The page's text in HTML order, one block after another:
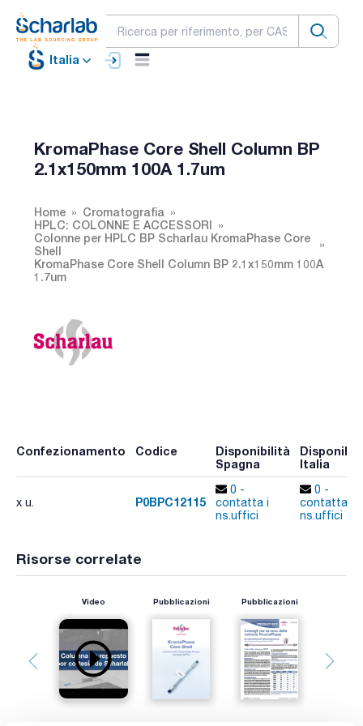
Italia
KromaPhase Core Shell Column BP
2.1x150mm 100A 1.7um
Home
Cromatografia
HPLC: COLONNE E ACCESSORI
Colonne per HPLC BP Scharlau KromaPhase Core
Shell
KromaPhase Core Shell Column BP 2.1x150mm 100A
1.7um
Confezionamento Codice
Disponibilità
Spagna
Italia
x u. P0BPC12115
0 -
contatta i
ns.uffici
0 -
contatta i
ns.uffici
Risorse correlate
Video Pubblicazioni Pubblicazioni